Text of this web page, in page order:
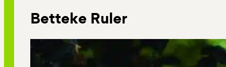
Betteke Ruler